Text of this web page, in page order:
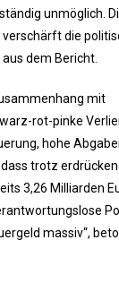
unmöglich.
die
dem Bericht.
mit
rot-pinke
hohe
trotz
3,26 Milliarden
massiv“,